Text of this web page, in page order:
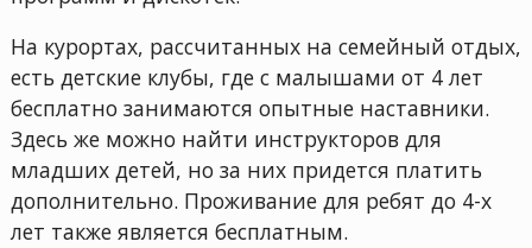
На курортах, рассчитанных на семейный отдых,
есть детские клубы, где с малышами от 4 лет
бесплатно занимаются опытные наставники.
Здесь же можно найти инструкторов для
младших детей, но за них придется платить
дополнительно. Проживание для ребят до 4-х
лет также является бесплатным.